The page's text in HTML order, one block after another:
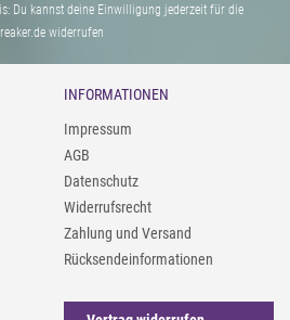
Du kannst deine Einwilligung jederzeit für die
widerrufen
INFORMATIONEN
Impressum
AGB
Datenschutz
Widerrufsrecht
Zahlung und Versand
Rücksendeinformationen